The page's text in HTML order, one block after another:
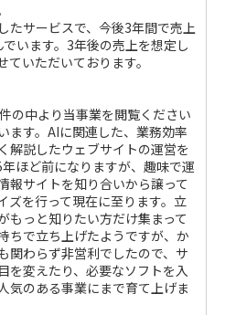
たサービスで、今後3年間で売上
います。3年後の売上を想定し
いただいております。
の中より当事業を閲覧ください
ます。AIに関連した、業務効率
解説したウェブサイトの運営を
ほど前になりますが、趣味で運
報サイトを知り合いから譲って
ズを行って現在に至ります。立
もっと知りたい方だけ集まって
ちで立ち上げたようですが、か
関わらず非営利でしたので、サ
を変えたり、必要なソフトを入
気のある事業にまで育て上げま